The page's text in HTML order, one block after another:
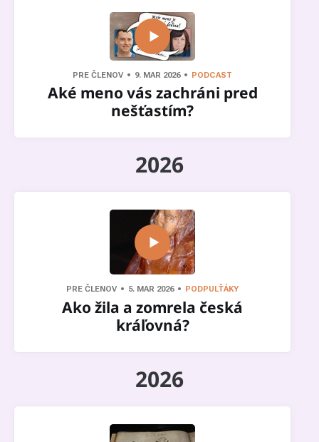
PRE ČLENOV 9. MAR 2026 PODCAST
Aké meno vás zachráni pred
nešťastím?
2026
PRE ČLENOV 5. MAR 2026 PODPULŤÁKY
Ako žila a zomrela česká
kráľovná?
2026